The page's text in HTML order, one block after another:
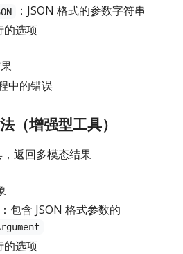
：JSON 格式的参数字符串
选项
中的错误
增强型工具）
返回多模态结果
：包含 JSON 格式参数的
选项